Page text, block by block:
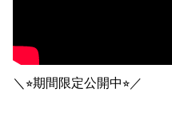
＼⭐︎期間限定公開中⭐︎／